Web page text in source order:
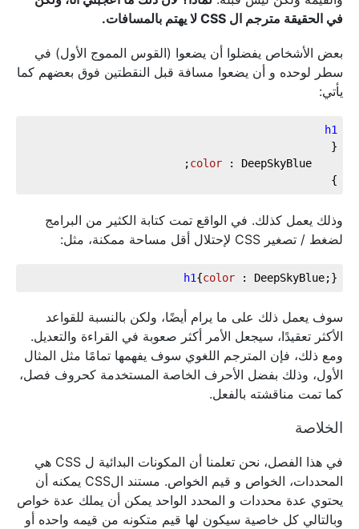
في الحقيقة مترجم ال CSS لا يهتم بالمسافات.
بعض الأشخاص يفضلوا أن يضعوا (القوس المموج الأول) في
سطر لوحده و أن يضعوا مسافة قبل النقطتين فوق بعضهم كما
يأتي:
h1
color
}
وذلك يعمل كذلك. في الواقع تمت كتابة الكثير من البرامج
لضغط / تصغير CSS لإحتلال أقل مساحة ممكنة، مثل:
h1{color : DeepSkyBlue;}
سوف يعمل ذلك على ما يرام أيضًا، ولكن بالنسبة للقواعد
الأكثر تعقيدًا، سيجعل الأمر أكثر صعوبة في القراءة والتعديل.
ومع ذلك، فإن المترجم اللغوي سوف يفهمها تمامًا مثل المثال
الأول، وذلك بفضل الأحرف الخاصة المستخدمة كحروف فصل،
كما تمت مناقشته بالفعل.
الخلاصة
في هذا الفصل، نحن تعلمنا أن المكونات البدائية ل CSS هي
المحددات، الخواص و قيم الخواص. مستند الCSS يمكنه أن
يحتوي عدة محددات و المحدد الواحد يمكن أن يملك عدة خواص
وبالتالي كل خاصية سيكون لها قيم متكونه من قيمه واحده أو